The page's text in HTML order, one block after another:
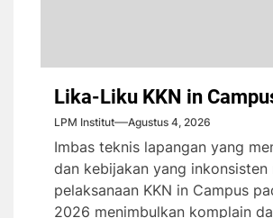
Lika-Liku KKN in
LPM Institut Agustus 4, 2026
Imbas teknis lapangan yang
dan kebijakan yang inkonsisten
pelaksanaan KKN in Campus
2026 menimbulkan komplain